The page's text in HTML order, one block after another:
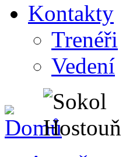
Kontakty
Trenéři
Vedení